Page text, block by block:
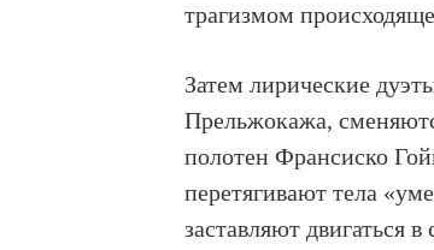
трагизмом
Затем лирические
Прельжокажа,
полотен Франсиско
перетягивают тела
заставляют двигаться